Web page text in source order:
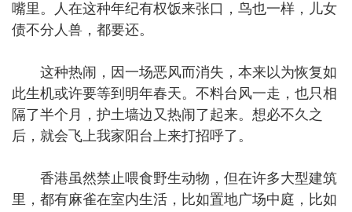
嘴里。人在这种年纪有权饭来张口，鸟也一样，儿女
债不分人兽，都要还。
这种热闹，因一场恶风而消失，本来以为恢复如
此生机或许要等到明年春天。不料台风一走，也只相
隔了半个月，护土墙边又热闹了起来。想必不久之
后，就会飞上我家阳台上来打招呼了。
香港虽然禁止喂食野生动物，但在许多大型建筑
里，都有麻雀在室内生活，比如置地广场中庭，比如